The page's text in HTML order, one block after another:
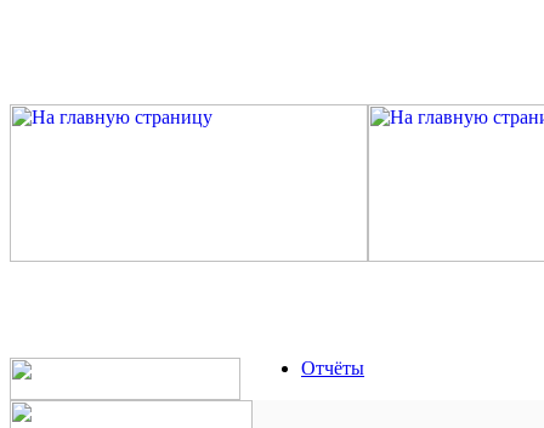
Отчёты